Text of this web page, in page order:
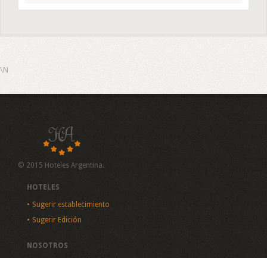
\N
© 2015 Hoteles Argentina.
HOTELES
Sugerir establecimiento
Sugerir Edición
NOSOTROS